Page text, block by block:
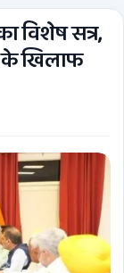
विशेष सत्र,
के खिलाफ